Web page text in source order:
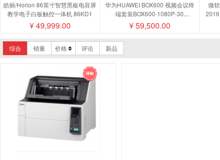
皓丽/Horion 86英寸智慧黑板电容屏
教学电子白板触控一体机 86KD1
¥49,999.00
华为HUAWEI BOX600 视频会议终
端套装BOX600-1080P-30
camera200摄像机MIC500全向麦磁
盘阵列
¥59,500.00
微
综合 销量 价格 评论 新品